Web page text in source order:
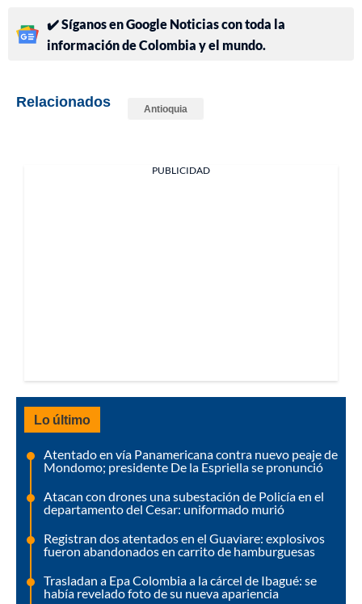
✔️ Síganos en Google Noticias con toda la
información de Colombia y el mundo.
Relacionados Antioquia
PUBLICIDAD
Lo último
Atentado en vía Panamericana contra nuevo peaje de
Mondomo; presidente De la Espriella se pronunció
Atacan con drones una subestación de Policía en el
departamento del Cesar: uniformado murió
Registran dos atentados en el Guaviare: explosivos
fueron abandonados en carrito de hamburguesas
Trasladan a Epa Colombia a la cárcel de Ibagué: se
había revelado foto de su nueva apariencia